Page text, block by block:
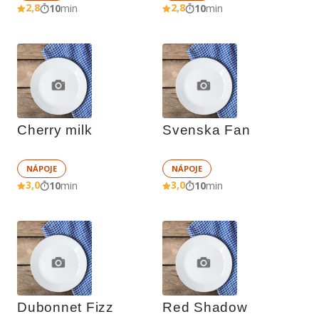
2,8 10min 2,8 10min
Cherry milk
NÁPOJE
3,0 10min
Svenska Fan
NÁPOJE
3,0 10min
Dubonnet Fizz Red Shadow